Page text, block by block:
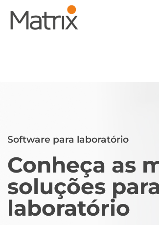
Software para laboratório
Conheça as
soluções
laboratório